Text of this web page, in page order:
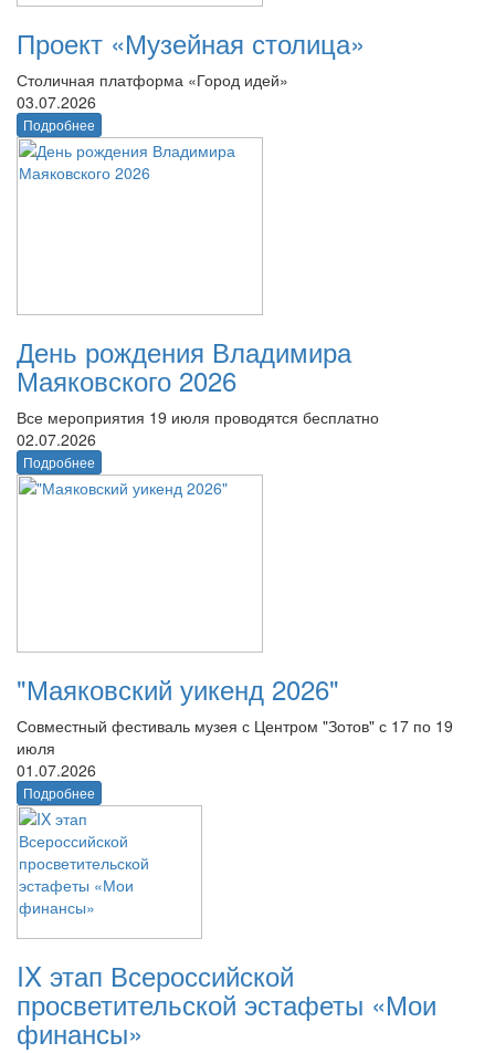
Проект «Музейная столица»
Столичная платформа «Город идей»
03.07.2026
Подробнее
День рождения Владимира
Маяковского 2026
Все мероприятия 19 июля проводятся бесплатно
02.07.2026
Подробнее
"Маяковский уикенд 2026"
Совместный фестиваль музея с Центром "Зотов" с 17 по 19
июля
01.07.2026
Подробнее
IX этап Всероссийской
просветительской эстафеты «Мои
финансы»